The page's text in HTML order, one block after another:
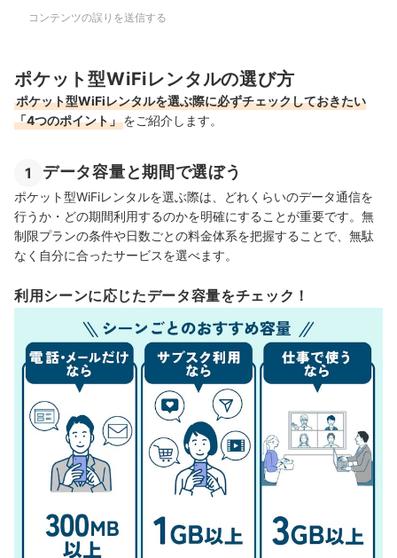
コンテンツの誤りを送信する
ポケット型WiFiレンタルの選び方
ポケット型WiFiレンタルを選ぶ際に必ずチェックしておきたい
「4つのポイント」をご紹介します。
1 データ容量と期間で選ぼう
ポケット型WiFiレンタルを選ぶ際は、どれくらいのデータ通信を
行うか・どの期間利用するのかを明確にすることが重要です。無
制限プランの条件や日数ごとの料金体系を把握することで、無駄
なく自分に合ったサービスを選べます。
利用シーンに応じたデータ容量をチェック！